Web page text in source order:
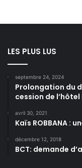
LES PLUS LUS
septembre 24, 2024
Prolongation du
cession de l’hôtel
avril 30, 2021
Kaïs ROBBANA :
décembre 12, 2018
BCT: demande